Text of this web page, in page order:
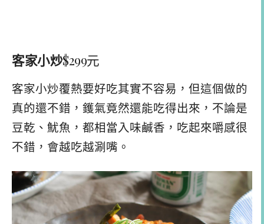
客家小炒$299元
客家小炒覆熱要好吃其實不容易，但這個做的
真的還不錯，鑊氣竟然還能吃得出來，不論是
豆乾、魷魚，都相當入味鹹香，吃起來嚼感很
不錯，會越吃越涮嘴。